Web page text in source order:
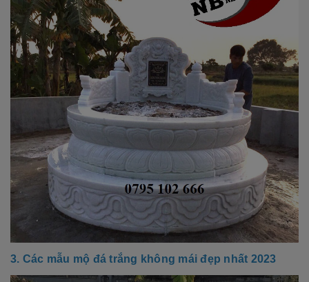
3. Các mẫu mộ đá trắng không mái đẹp nhất 2023